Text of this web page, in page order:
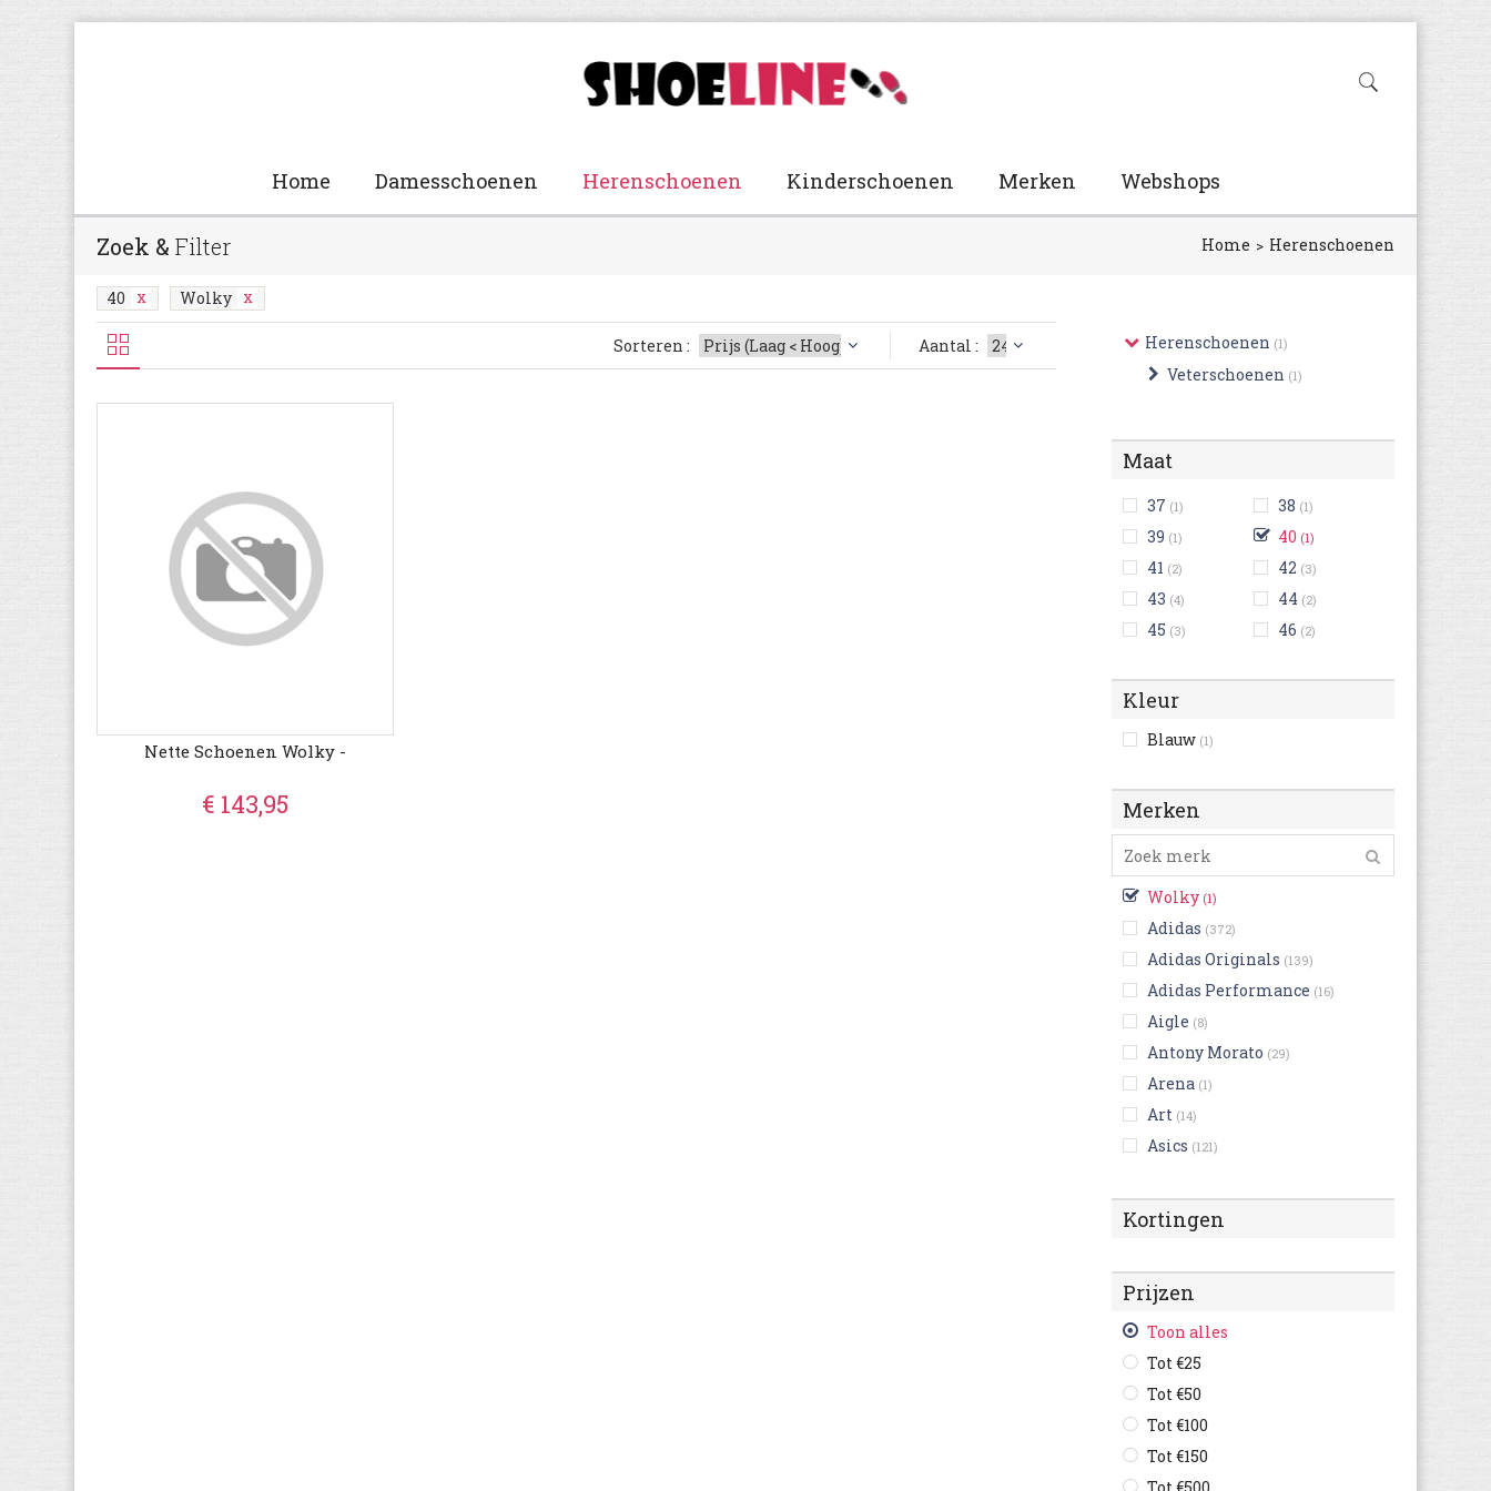
Home Damesschoenen Herenschoenen Kinderschoenen Merken Webshops
Zoek & Filter Home Herenschoenen
40 Wolky
Herenschoenen (1)
Veterschoenen (1)
Maat
37 (1) 38 (1)
39 (1) 40 (1)
41 (2) 42 (3)
43 (4) 44 (2)
45 (3) 46 (2)
Kleur
Blauw (1)
Merken
Wolky (1)
Adidas (372)
Adidas Originals (139)
Adidas Performance (16)
Aigle (8)
Antony Morato (29)
Arena (1)
Art (14)
Asics (121)
Bikkembergs
Björn Borg (3)
Blackstone
British Knights
Buffalo
Bugatti
Bullboxer
C1rca (1)
Kortingen
Prijzen
Toon alles
Tot €25
Tot €50
Tot €100
Tot €150
Sorteren : Aantal :
Nette Schoenen Wolky -
€ 143,95